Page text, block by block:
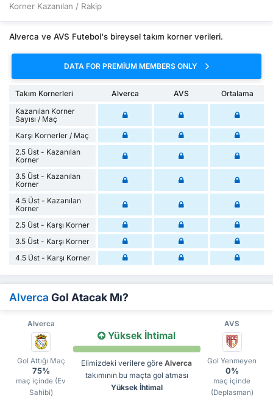
Korner Kazanılan / Rakip
Alverca ve AVS Futebol's bireysel takım korner verileri.
DATA FOR PREMIUM MEMBERS ONLY
Takım Kornerleri Alverca AVS
Ortalama
Kazanılan Korner
Sayısı / Maç
Karşı Kornerler / Maç
2.5 Üst - Kazanılan
Korner
3.5 Üst - Kazanılan
Korner
4.5 Üst - Kazanılan
Korner
2.5 Üst - Karşı Korner
3.5 Üst - Karşı Korner
4.5 Üst - Karşı Korner
Alverca Gol Atacak Mı?
Alverca AVS
Gol Attığı Maç
75%
maç içinde (Ev
Sahibi)
Yüksek İhtimal
Elimizdeki verilere göre Alverca
takımının bu maçta gol atması
Yüksek İhtimal
Gol Yenmeyen
0%
maç içinde
(Deplasman)